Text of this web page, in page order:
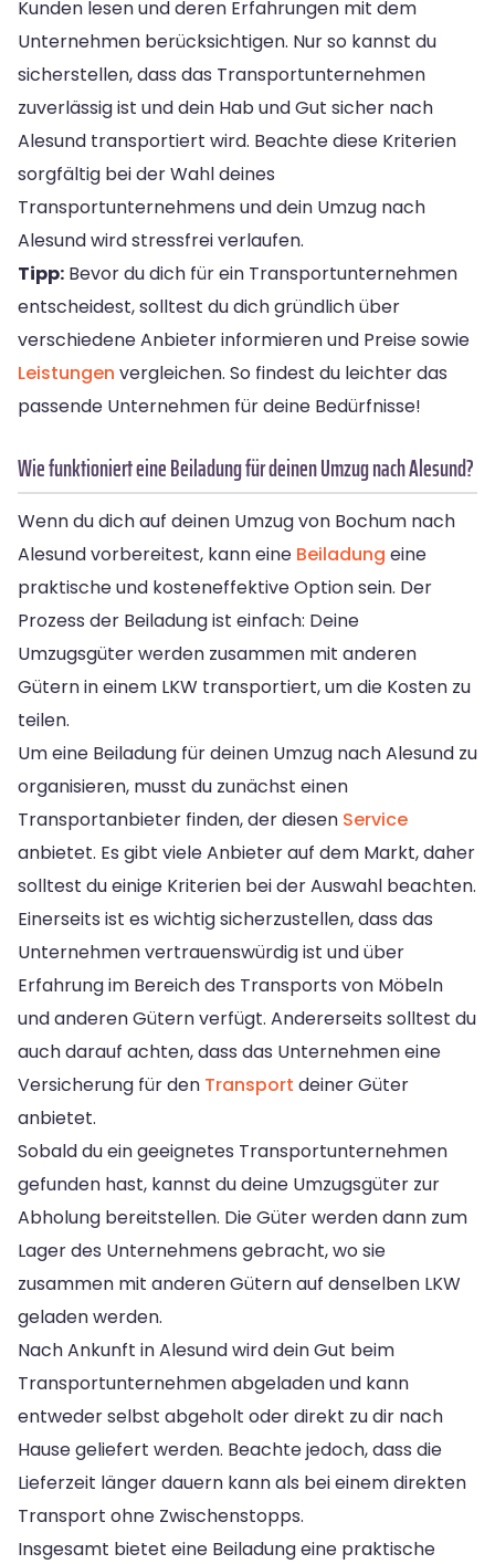
Kunden lesen und deren Erfahrungen mit dem
Unternehmen berücksichtigen. Nur so kannst du
sicherstellen, dass das Transportunternehmen
zuverlässig ist und dein Hab und Gut sicher nach
Alesund transportiert wird. Beachte diese Kriterien
sorgfältig bei der Wahl deines
Transportunternehmens und dein Umzug nach
Alesund wird stressfrei verlaufen.
Tipp: Bevor du dich für ein Transportunternehmen
entscheidest, solltest du dich gründlich über
verschiedene Anbieter informieren und Preise sowie
Leistungen vergleichen. So findest du leichter das
passende Unternehmen für deine Bedürfnisse!
Wie funktioniert eine Beiladung für deinen Umzug nach Alesund?
Wenn du dich auf deinen Umzug von Bochum nach
Alesund vorbereitest, kann eine Beiladung eine
praktische und kosteneffektive Option sein. Der
Prozess der Beiladung ist einfach: Deine
Umzugsgüter werden zusammen mit anderen
Gütern in einem LKW transportiert, um die Kosten zu
teilen.
Um eine Beiladung für deinen Umzug nach Alesund zu
organisieren, musst du zunächst einen
Transportanbieter finden, der diesen Service
anbietet. Es gibt viele Anbieter auf dem Markt, daher
solltest du einige Kriterien bei der Auswahl beachten.
Einerseits ist es wichtig sicherzustellen, dass das
Unternehmen vertrauenswürdig ist und über
Erfahrung im Bereich des Transports von Möbeln
und anderen Gütern verfügt. Andererseits solltest du
auch darauf achten, dass das Unternehmen eine
Versicherung für den Transport deiner Güter
anbietet.
Sobald du ein geeignetes Transportunternehmen
gefunden hast, kannst du deine Umzugsgüter zur
Abholung bereitstellen. Die Güter werden dann zum
Lager des Unternehmens gebracht, wo sie
zusammen mit anderen Gütern auf denselben LKW
geladen werden.
Nach Ankunft in Alesund wird dein Gut beim
Transportunternehmen abgeladen und kann
entweder selbst abgeholt oder direkt zu dir nach
Hause geliefert werden. Beachte jedoch, dass die
Lieferzeit länger dauern kann als bei einem direkten
Transport ohne Zwischenstopps.
Insgesamt bietet eine Beiladung eine praktische